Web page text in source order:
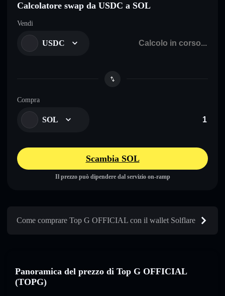
Calcolatore swap da USDC a SOL
Vendi
USDC
Compra
SOL
Scambia SOL
Il prezzo può dipendere dal servizio on-ramp
Come comprare Top G OFFICIAL con il wallet Solflare
Panoramica del prezzo di Top G OFFICIAL
(TOPG)